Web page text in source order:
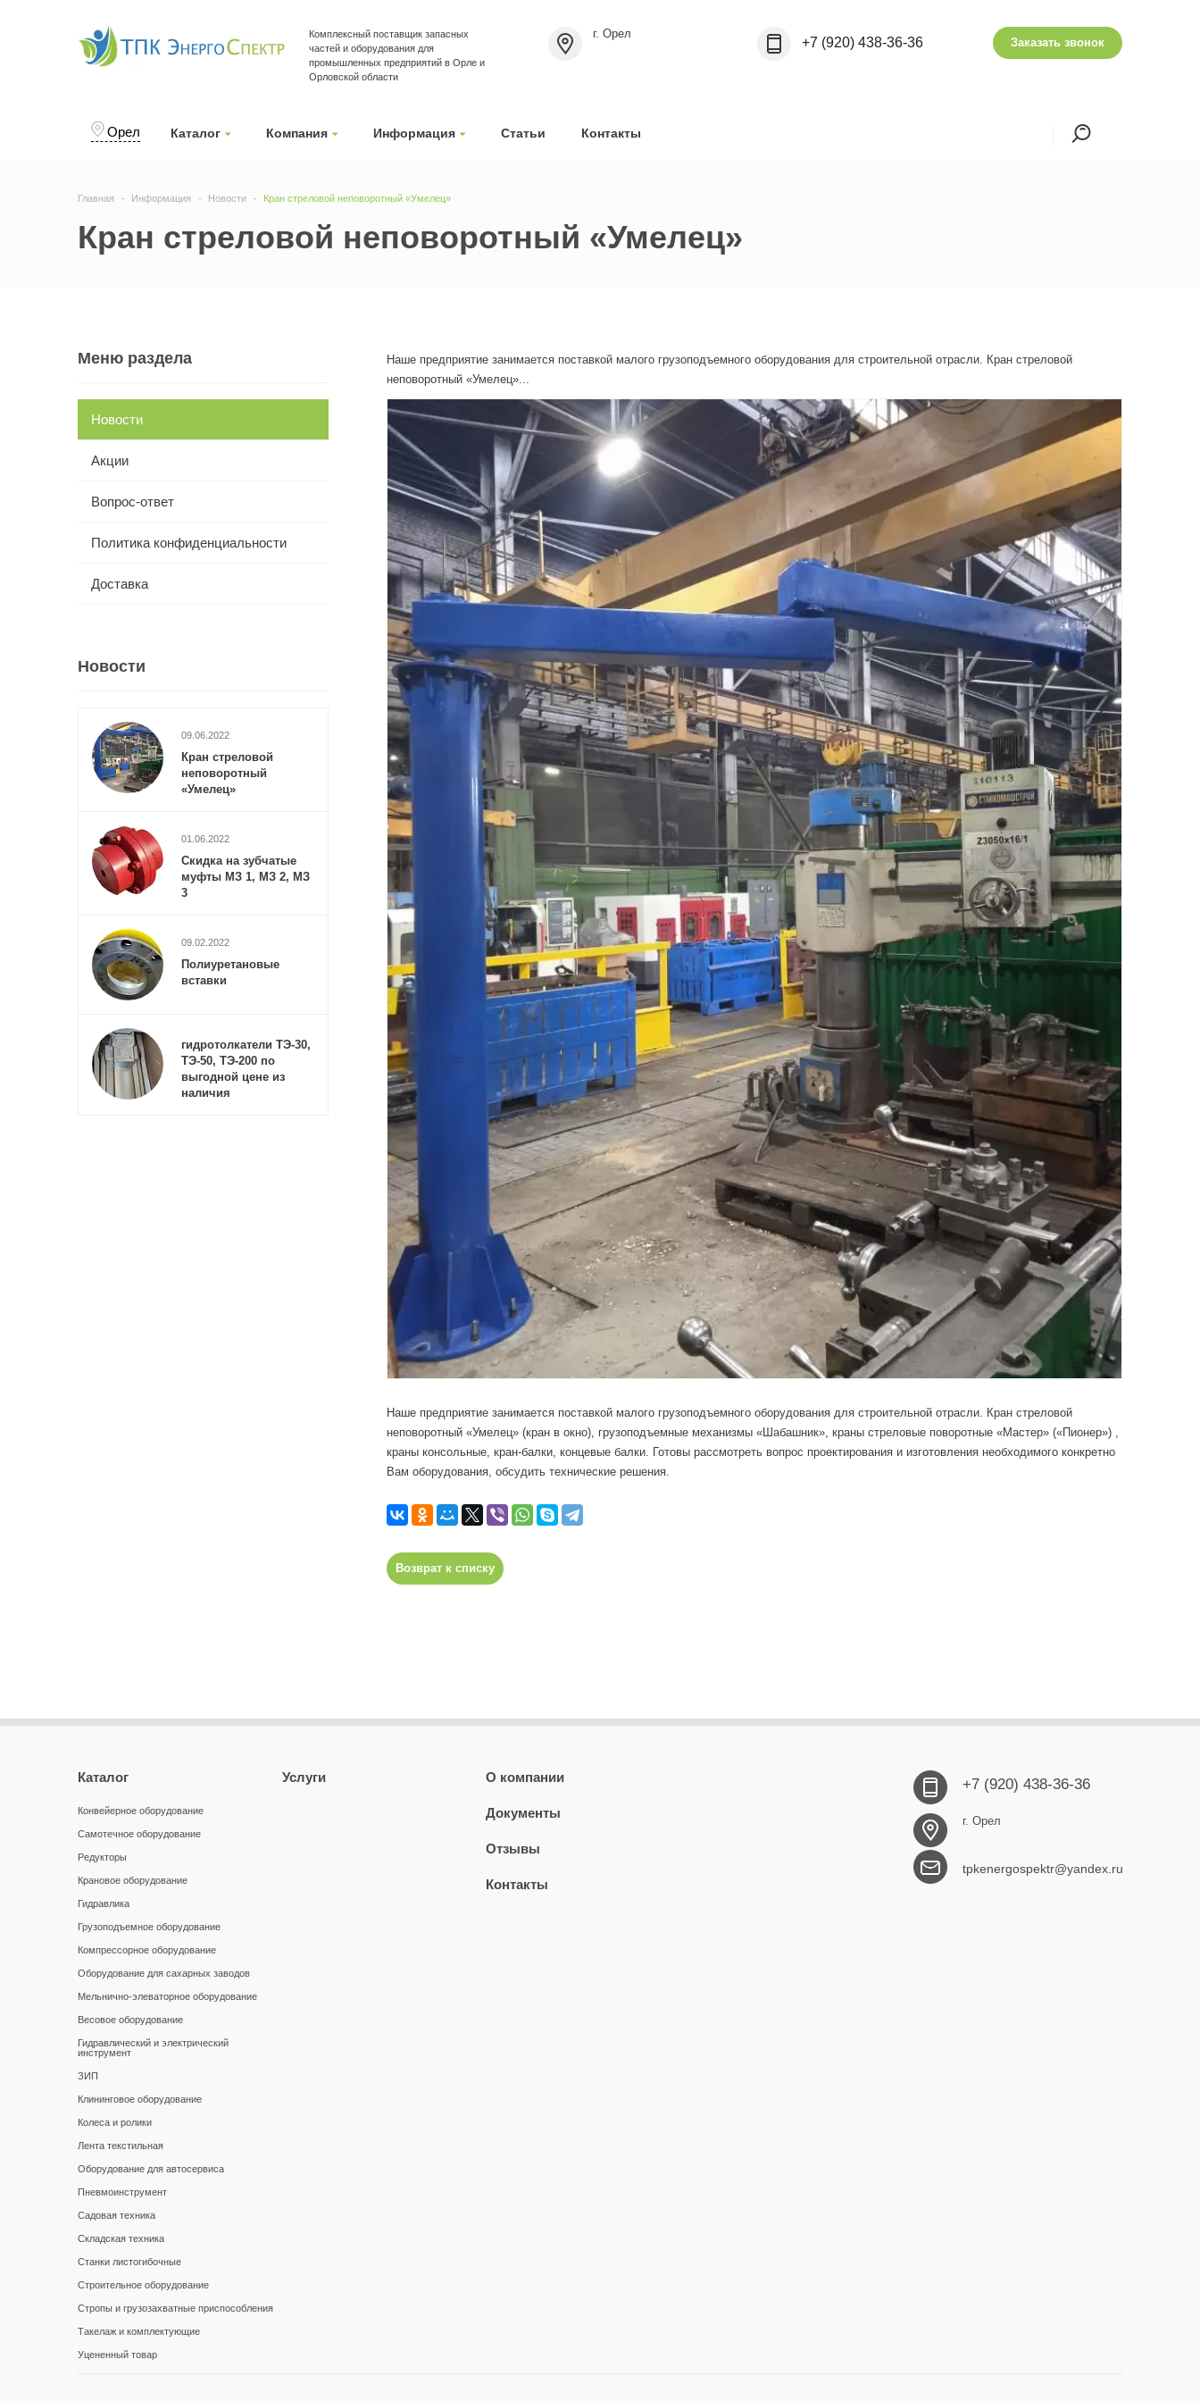
Орел Каталог Компания Информация Статьи Контакты
Комплексный поставщик запасных
частей и оборудования для
промышленных предприятий в Орле и
Орловской области
г. Орел
+7 (920) 438-36-36 Заказать звонок
Главная Информация Новости Кран стреловой неповоротный «Умелец»
Кран стреловой неповоротный «Умелец»
Меню раздела
Новости
Акции
Вопрос-ответ
Политика конфиденциальности
Доставка
Новости
09.06.2022
Кран стреловой
неповоротный
«Умелец»
01.06.2022
Cкидка на зубчатые
муфты МЗ 1, МЗ 2, МЗ
3
09.02.2022
Полиуретановые
вставки
гидротолкатели ТЭ-30,
ТЭ-50, ТЭ-200 по
выгодной цене из
наличия
Наше предприятие занимается поставкой малого грузоподъемного оборудования для строительной отрасли. Кран стреловой
неповоротный «Умелец»...
Наше предприятие занимается поставкой малого грузоподъемного оборудования для строительной отрасли. Кран стреловой
неповоротный «Умелец» (кран в окно), грузоподъемные механизмы «Шабашник», краны стреловые поворотные «Мастер» («Пионер») ,
краны консольные, кран-балки, концевые балки. Готовы рассмотреть вопрос проектирования и изготовления необходимого конкретно
Вам оборудования, обсудить технические решения.
Возврат к списку
Каталог
Конвейерное оборудование
Самотечное оборудование
Редукторы
Крановое оборудование
Гидравлика
Грузоподъемное оборудование
Компрессорное оборудование
Оборудование для сахарных заводов
Мельнично-элеваторное оборудование
Весовое оборудование
Гидравлический и электрический
инструмент
ЗИП
Клининговое оборудование
Колеса и ролики
Лента текстильная
Оборудование для автосервиса
Пневмоинструмент
Садовая техника
Складская техника
Станки листогибочные
Строительное оборудование
Стропы и грузозахватные приспособления
Такелаж и комплектующие
Уцененный товар
Услуги О компании
Документы
Отзывы
Контакты
+7 (920) 438-36-36
г. Орел
tpkenergospektr@yandex.ru